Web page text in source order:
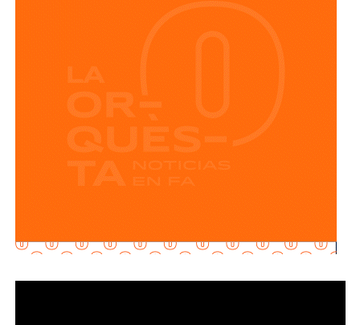
Explicó que la propuesta se desarrolla en dos vertientes
stablecer de manera objetiva
determinadas conductas evasivas del deudor
alimentarioy penalizar la coparticipación de terceras
personas que, con conocimiento de la obligación
existente, contribuyan a impedir su cumplimiento.
La diputada María Dolores Robles Chairez destacó que la
modificación busca brindar mayores herramientas jurídicas
maniobras de carácter patrimonial sean utilizadas para
establecidas por la autoridad judicial.